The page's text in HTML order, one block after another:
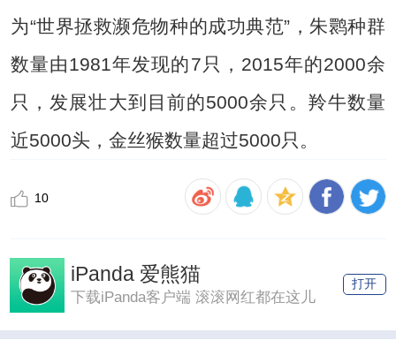
为“世界拯救濒危物种的成功典范”，朱鹮种群
数量由1981年发现的7只，2015年的2000余
只，发展壮大到目前的5000余只。羚牛数量
近5000头，金丝猴数量超过5000只。
10
iPanda 爱熊猫
下载iPanda客户端 滚滚网红都在这儿
打开